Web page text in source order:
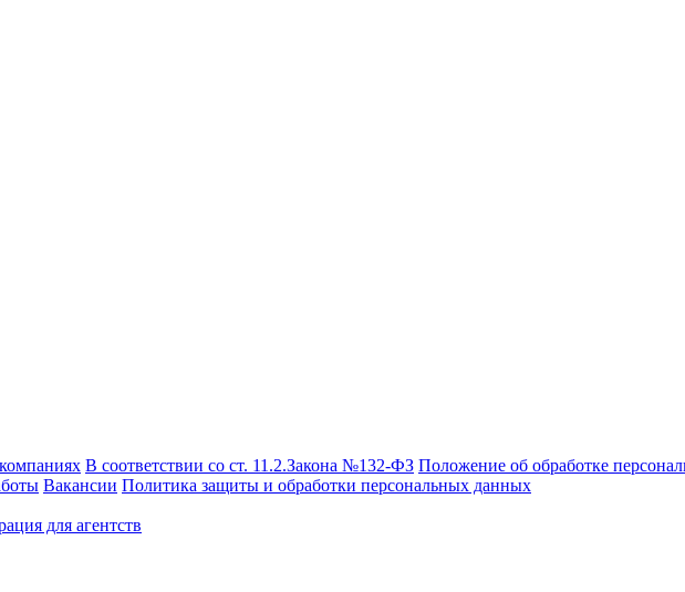
В соответствии со ст. 11.2.Закона №132-ФЗ Положение об обработке
Вакансии Политика защиты и обработки персональных данных
для агентств